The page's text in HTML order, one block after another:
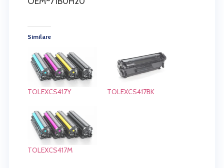
Similare
TOLEXCS417Y TOLEXCS417BK
TOLEXCS417M